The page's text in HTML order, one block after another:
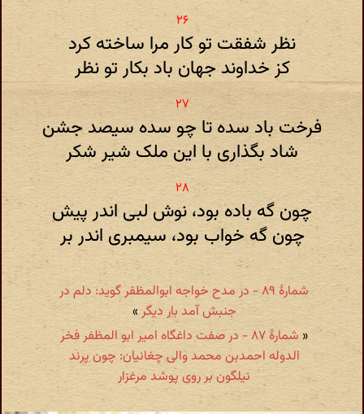
نظر شفقت تو کار مرا ساخته کرد
کز خداوند جهان باد بکار تو نظر
فرخت باد سده تا چو سده سیصد جشن
شاد بگذاری با این ملک شیر شکر
چون گه باده بود، نوش لبی اندر پیش
چون گه خواب بود، سیمبری اندر بر
شمارهٔ ۸۹ - در مدح خواجه ابوالمظفر گوید: دلم در
جنبش آمد بار دیگر»
«
شمارهٔ ۸۷ - در صفت داغگاه امیر ابو المظفر فخر
الدوله احمدبن محمد والی چغانیان: چون پرند
نیلگون بر روی پوشد مرغزار